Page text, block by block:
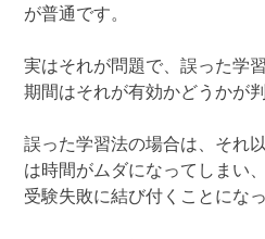
が普通です。
実はそれが問題で、誤った学
期間はそれが有効かどうかが
誤った学習法の場合は、それ
は時間がムダになってしまい、
受験失敗に結び付くことにな